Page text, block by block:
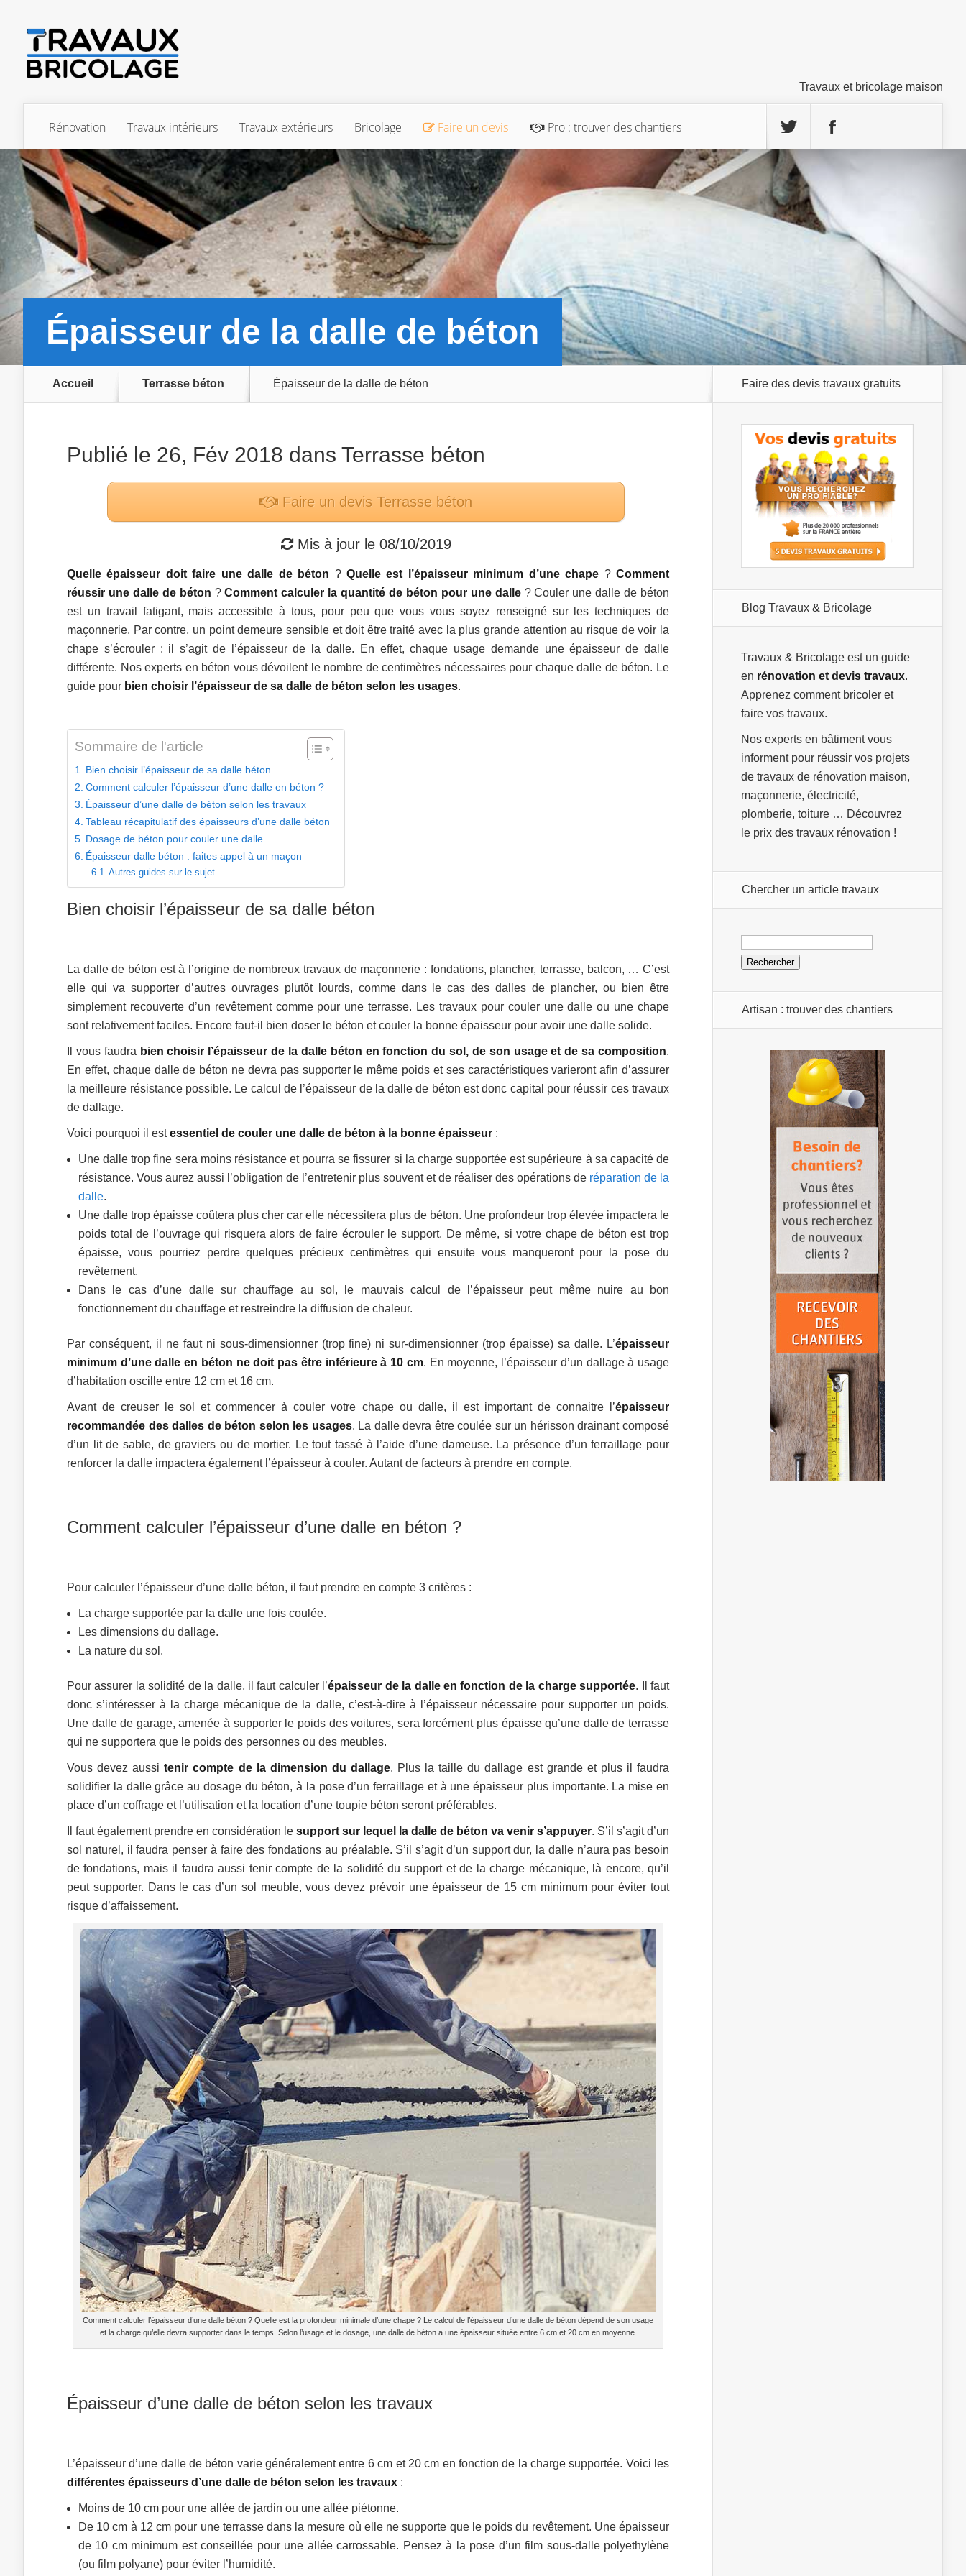
Travaux et bricolage maison
Rénovation Travaux intérieurs Travaux extérieurs Bricolage Faire un devis Pro : trouver des chantiers
Épaisseur de la dalle de béton
Accueil Terrasse béton Épaisseur de la dalle de béton
Publié le 26, Fév 2018 dans Terrasse béton
Faire un devis Terrasse béton
Mis à jour le 08/10/2019
Quelle épaisseur doit faire une dalle de béton ? Quelle est l’épaisseur minimum d’une chape ? Comment
réussir une dalle de béton ?Comment calculer la quantité de béton pour une dalle? Couler une dalle de béton
est un travail fatigant, mais accessible à tous, pour peu que vous vous soyez renseigné sur les techniques de
maçonnerie. Par contre, un point demeure sensible et doit être traité avec la plus grande attention au risque de voir la
chape s’écrouler : il s’agit de l’épaisseur de la dalle. En effet, chaque usage demande une épaisseur de dalle
différente. Nos experts en béton vous dévoilent le nombre de centimètres nécessaires pour chaque dalle de béton. Le
guide pour bien choisir l’épaisseur de sa dalle de béton selon les usages.
Sommaire de l'article
Bien choisir l’épaisseur de sa dalle béton
Comment calculer l’épaisseur d’une dalle en béton ?
Épaisseur d’une dalle de béton selon les travaux
Tableau récapitulatif des épaisseurs d’une dalle béton
Dosage de béton pour couler une dalle
Épaisseur dalle béton : faites appel à un maçon
Autres guides sur le sujet
Bien choisir l’épaisseur de sa dalle béton
La dalle de béton est à l’origine de nombreux travaux de maçonnerie : fondations, plancher, terrasse, balcon, … C’est
elle qui va supporter d’autres ouvrages plutôt lourds, comme dans le cas des dalles de plancher, ou bien être
simplement recouverte d’un revêtement comme pour une terrasse. Les travaux pour couler une dalle ou une chape
sont relativement faciles. Encore faut-il bien doser le béton et couler la bonne épaisseur pour avoir une dalle solide.
Il vous faudra bien choisir l’épaisseur de la dalle béton en fonction du sol, de son usage et de sa composition.
En effet, chaque dalle de béton ne devra pas supporter le même poids et ses caractéristiques varieront afin d’assurer
la meilleure résistance possible. Le calcul de l’épaisseur de la dalle de béton est donc capital pour réussir ces travaux
de dallage.
Voici pourquoi il estessentiel de couler une dalle de béton à la bonne épaisseur :
Une dalle trop fine sera moins résistance et pourra se fissurer si la charge supportée est supérieure à sa capacité de
résistance. Vous aurez aussi l’obligation de l’entretenir plus souvent et de réaliser des opérations de réparation de la
dalle.
Une dalle trop épaisse coûtera plus cher car elle nécessitera plus de béton. Une profondeur trop élevée impactera le
poids total de l’ouvrage qui risquera alors de faire écrouler le support. De même, si votre chape de béton est trop
épaisse, vous pourriez perdre quelques précieux centimètres qui ensuite vous manqueront pour la pose du
revêtement.
Dans le cas d’une dalle sur chauffage au sol, le mauvais calcul de l’épaisseur peut même nuire au bon
fonctionnement du chauffage et restreindre la diffusion de chaleur.
Par conséquent, il ne faut ni sous-dimensionner (trop fine) ni sur-dimensionner (trop épaisse) sa dalle. L’épaisseur
minimum d’une dalle en béton ne doit pas être inférieure à 10 cm. En moyenne, l’épaisseur d’un dallage à usage
d’habitation oscille entre 12 cm et 16 cm.
Avant de creuser le sol et commencer à couler votre chape ou dalle, il est important de connaitre l’épaisseur
recommandée des dalles de béton selon les usages. La dalle devra être coulée sur un hérisson drainant composé
d’un lit de sable, de graviers ou de mortier. Le tout tassé à l’aide d’une dameuse. La présence d’un ferraillage pour
renforcer la dalle impactera également l’épaisseur à couler. Autant de facteurs à prendre en compte.
Comment calculer l’épaisseur d’une dalle en béton ?
Pour calculer l’épaisseur d’une dalle béton, il faut prendre en compte 3 critères :
La charge supportée par la dalle une fois coulée.
Les dimensions du dallage.
La nature du sol.
Pour assurer la solidité de la dalle, il faut calculer l’épaisseur de la dalle en fonction de la charge supportée. Il faut
donc s’intéresser à la charge mécanique de la dalle, c’est-à-dire à l’épaisseur nécessaire pour supporter un poids.
Une dalle de garage, amenée à supporter le poids des voitures, sera forcément plus épaisse qu’une dalle de terrasse
qui ne supportera que le poids des personnes ou des meubles.
Vous devez aussitenir compte de la dimension du dallage. Plus la taille du dallage est grande et plus il faudra
solidifier la dalle grâce au dosage du béton, à la pose d’un ferraillage et à une épaisseur plus importante. La mise en
place d’un coffrage et l’utilisation et la location d’une toupie béton seront préférables.
Il faut également prendre en considération le support sur lequel la dalle de béton va venir s’appuyer. S’il s’agit d’un
sol naturel, il faudra penser à faire des fondations au préalable. S’il s’agit d’un support dur, la dalle n’aura pas besoin
de fondations, mais il faudra aussi tenir compte de la solidité du support et de la charge mécanique, là encore, qu’il
peut supporter. Dans le cas d’un sol meuble, vous devez prévoir une épaisseur de 15 cm minimum pour éviter tout
risque d’affaissement.
Comment calculer l’épaisseur d’une dalle béton ? Quelle est la profondeur minimale d’une chape ? Le calcul de l’épaisseur d’une dalle de béton dépend de son usage
et la charge qu’elle devra supporter dans le temps. Selon l’usage et le dosage, une dalle de béton a une épaisseur située entre 6 cm et 20 cm en moyenne.
Épaisseur d’une dalle de béton selon les travaux
L’épaisseur d’une dalle de béton varie généralement entre 6 cm et 20 cm en fonction de la charge supportée. Voici les
différentes épaisseurs d’une dalle de béton selon les travaux :
Moins de 10 cm pour une allée de jardin ou une allée piétonne.
De 10 cm à 12 cm pour une terrasse dans la mesure où elle ne supporte que le poids du revêtement. Une épaisseur
de 10 cm minimum est conseillée pour une allée carrossable. Pensez à la pose d’un film sous-dalle polyethylène
(ou film polyane) pour éviter l’humidité.
Faire des devis travaux gratuits
Blog Travaux & Bricolage
Travaux & Bricolage est un guide
en rénovation et devis travaux.
Apprenez comment bricoler et
faire vos travaux.
Nos experts en bâtiment vous
informent pour réussir vos projets
de travaux de rénovation maison,
maçonnerie, électricité,
plomberie, toiture … Découvrez
le prix des travaux rénovation !
Chercher un article travaux
Rechercher :
Artisan : trouver des chantiers